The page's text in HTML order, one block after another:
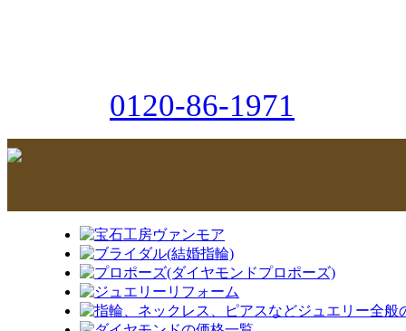
0120-86-1971